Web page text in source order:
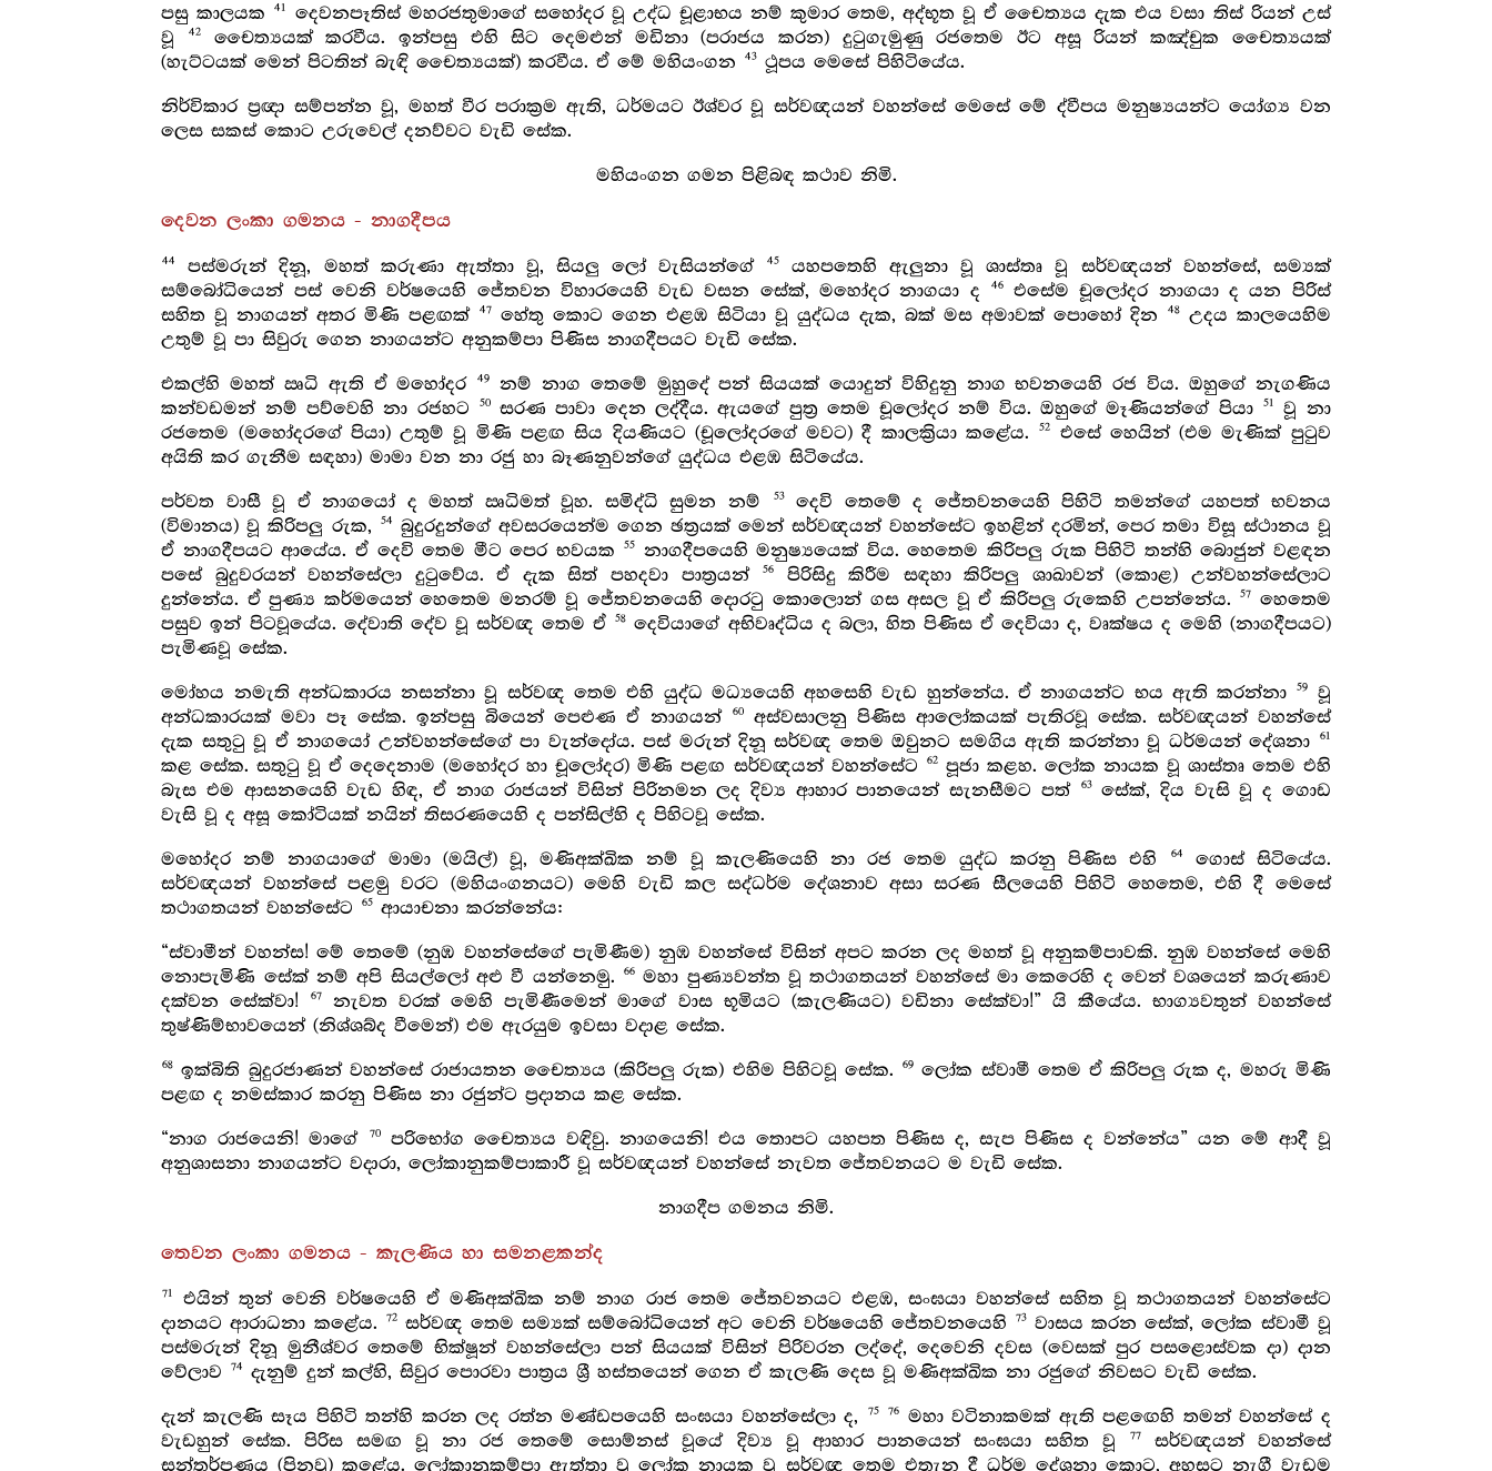
පසු කාලයක 41
දෙවනපෑතිස් මහරජතුමාගේ සහෝදර වූ උද්ධ චූළාභය නම් කුමාර තෙම, අද්භූත වූ ඒ චෛත්‍යය දැක එය වසා තිස් රියන් උස්
වූ
42
චෛත්‍යයක් කරවීය. ඉන්පසු එහි සිට දෙමළුන් මඩිනා (පරාජය කරන) දුටුගැමුණු රජතෙම ඊට අසූ රියන් කඤ්චුක චෛත්‍යයක්
(හැට්ටයක් මෙන් පිටතින් බැඳි චෛත්‍යයක්) කරවීය. ඒ මේ මහියංගන
43 ථූපය මෙසේ පිහිටියේය.
නිර්විකාර ප්‍රඥා සම්පන්න වූ, මහත් වීර පරාක්‍රම ඇති, ධර්මයට ඊශ්වර වූ සර්වඥයන් වහන්සේ මෙසේ මේ ද්වීපය මනුෂ්‍යයන්ට යෝග්‍ය වන
ලෙස සකස් කොට උරුවෙල් දනව්වට වැඩි සේක.
මහියංගන ගමන පිළිබඳ කථාව නිමි.
දෙවන ලංකා ගමනය - නාගදීපය
44 පස්මරුන් දිනූ, මහත් කරුණා ඇත්තා වූ, සියලු ලෝ වැසියන්ගේ 45
යහපතෙහි ඇලුනා වූ ශාස්තෘ වූ සර්වඥයන් වහන්සේ, සම්‍යක්
සම්බෝධියෙන් පස් වෙනි වර්ෂයෙහි ජේතවන විහාරයෙහි වැඩ වසන සේක්, මහෝදර නාගයා ද
46එසේම චූලෝදර නාගයා ද යන පිරිස්
සහිත වූ නාගයන් අතර මිණි පළඟක්
47 හේතු කොට ගෙන එළඹ සිටියා වූ යුද්ධය දැක, බක් මස අමාවක් පොහෝ දින 48උදය කාලයෙහිම
උතුම් වූ පා සිවුරු ගෙන නාගයන්ට අනුකම්පා පිණිස නාගදීපයට වැඩි සේක.
එකල්හි මහත් ඍධි ඇති ඒ මහෝදර 49
නම් නාග තෙමේ මුහුදේ පන් සියයක් යොදුන් විහිදුනු නාග භවනයෙහි රජ විය. ඔහුගේ නැගණිය
කන්වඩමන් නම් පව්වෙහි නා රජහට
50සරණ පාවා දෙන ලද්දීය. ඇයගේ පුත්‍ර තෙම චූලෝදර නම් විය. ඔහුගේ මෑණියන්ගේ පියා 51
වූ නා
රජතෙම (මහෝදරගේ පියා) උතුම් වූ මිණි පළඟ සිය දියණියට (චූලෝදරගේ මවට) දී කාලක්‍රියා කළේය.
52
එසේ හෙයින් (එම මැණික් පුටුව
අයිති කර ගැනීම සඳහා) මාමා වන නා රජු හා බෑණනුවන්ගේ යුද්ධය එළඹ සිටියේය.
පර්වත වාසී වූ ඒ නාගයෝ ද මහත් ඍධිමත් වූහ. සමිද්ධි සුමන නම් 53දෙවි තෙමේ ද ජේතවනයෙහි පිහිටි තමන්ගේ යහපත් භවනය
(විමානය) වූ කිරිපලු රුක,
54
බුදුරදුන්ගේ අවසරයෙන්ම ගෙන ඡත්‍රයක් මෙන් සර්වඥයන් වහන්සේට ඉහළින් දරමින්, පෙර තමා විසූ ස්ථානය වූ
ඒ නාගදීපයට ආයේය. ඒ දෙවි තෙම මීට පෙර භවයක
55
නාගදීපයෙහි මනුෂ්‍යයෙක් විය. හෙතෙම කිරිපලු රුක පිහිටි තන්හි බොජුන් වළඳන
පසේ බුදුවරයන් වහන්සේලා දුටුවේය. ඒ දැක සිත් පහදවා පාත්‍රයන්
56
පිරිසිදු කිරීම සඳහා කිරිපලු ශාඛාවන් (කොළ) උන්වහන්සේලාට
දුන්නේය. ඒ පුණ්‍ය කර්මයෙන් හෙතෙම මනරම් වූ ජේතවනයෙහි දොරටු කොලොන් ගස අසල වූ ඒ කිරිපලු රුකෙහි උපන්නේය.
57
හෙතෙම
පසුව ඉන් පිටවූයේය. දේවාති දේව වූ සර්වඥ තෙම ඒ
58 දෙවියාගේ අභිවෘද්ධිය ද බලා, හිත පිණිස ඒ දෙවියා ද, වෘක්ෂය ද මෙහි (නාගදීපයට)
පැමිණවූ සේක.
මෝහය නමැති අන්ධකාරය නසන්නා වූ සර්වඥ තෙම එහි යුද්ධ මධ්‍යයෙහි අහසෙහි වැඩ හුන්නේය. ඒ නාගයන්ට භය ඇති කරන්නා 59
වූ
අන්ධකාරයක් මවා පෑ සේක. ඉන්පසු බියෙන් පෙළුණ ඒ නාගයන්
60අස්වසාලනු පිණිස ආලෝකයක් පැතිරවූ සේක. සර්වඥයන් වහන්සේ
දැක සතුටු වූ ඒ නාගයෝ උන්වහන්සේගේ පා වැන්දෝය. පස් මරුන් දිනූ සර්වඥ තෙම ඔවුනට සමගිය ඇති කරන්නා වූ ධර්මයන් දේශනා
61
කළ සේක. සතුටු වූ ඒ දෙදෙනාම (මහෝදර හා චූලෝදර) මිණි පළඟ සර්වඥයන් වහන්සේට 62පූජා කළහ. ලෝක නායක වූ ශාස්තෘ තෙම එහි
බැස එම ආසනයෙහි වැඩ හිඳ, ඒ නාග රාජයන් විසින් පිරිනමන ලද දිව්‍ය ආහාර පානයෙන් සැනසීමට පත්
63සේක්, දිය වැසි වූ ද ගොඩ
වැසි වූ ද අසූ කෝටියක් නයින් තිසරණයෙහි ද පන්සිල්හි ද පිහිටවූ සේක.
මහෝදර නම් නාගයාගේ මාමා (මයිල්) වූ, මණිඅක්ඛික නම් වූ කැලණියෙහි නා රජ තෙම යුද්ධ කරනු පිණිස එහි 64
ගොස් සිටියේය.
සර්වඥයන් වහන්සේ පළමු වරට (මහියංගනයට) මෙහි වැඩි කල සද්ධර්ම දේශනාව අසා සරණ සීලයෙහි පිහිටි හෙතෙම, එහි දී මෙසේ
තථාගතයන් වහන්සේට
65 ආයාචනා කරන්නේය:
“ස්වාමීන් වහන්ස! මේ තෙමේ (නුඹ වහන්සේගේ පැමිණීම) නුඹ වහන්සේ විසින් අපට කරන ලද මහත් වූ අනුකම්පාවකි. නුඹ වහන්සේ මෙහි
නොපැමිණි සේක් නම් අපි සියල්ලෝ අළු වී යන්නෙමු.
66 මහා පුණ්‍යවන්ත වූ තථාගතයන් වහන්සේ මා කෙරෙහි ද වෙන් වශයෙන් කරුණාව
දක්වන සේක්වා!
67
නැවත වරක් මෙහි පැමිණීමෙන් මාගේ වාස භූමියට (කැලණියට) වඩිනා සේක්වා!” යි කීයේය. භාග්‍යවතුන් වහන්සේ
තුෂ්ණිම්භාවයෙන් (නිශ්ශබ්ද වීමෙන්) එම ඇරයුම ඉවසා වදාළ සේක.
68 ඉක්බිති බුදුරජාණන් වහන්සේ රාජායතන චෛත්‍යය (කිරිපලු රුක) එහිම පිහිටවූ සේක. 69 ලෝක ස්වාමී තෙම ඒ කිරිපලු රුක ද, මහරු මිණි
පළඟ ද නමස්කාර කරනු පිණිස නා රජුන්ට ප්‍රදානය කළ සේක.
“නාග රාජයෙනි! මාගේ 70පරිභෝග චෛත්‍යය වඳිවු. නාගයෙනි! එය තොපට යහපත පිණිස ද, සැප පිණිස ද වන්නේය” යන මේ ආදී වූ
අනුශාසනා නාගයන්ට වදාරා, ලෝකානුකම්පාකාරී වූ සර්වඥයන් වහන්සේ නැවත ජේතවනයට ම වැඩි සේක.
නාගදීප ගමනය නිමි.
තෙවන ලංකා ගමනය - කැලණිය හා සමනළකන්ද
71
එයින් තුන් වෙනි වර්ෂයෙහි ඒ මණිඅක්ඛික නම් නාග රාජ තෙම ජේතවනයට එළඹ, සංඝයා වහන්සේ සහිත වූ තථාගතයන් වහන්සේට
දානයට ආරාධනා කළේය.
72සර්වඥ තෙම සම්‍යක් සම්බෝධියෙන් අට වෙනි වර්ෂයෙහි ජේතවනයෙහි 73වාසය කරන සේක්, ලෝක ස්වාමී වූ
පස්මරුන් දිනූ මුනීශ්වර තෙමේ භික්ෂූන් වහන්සේලා පන් සියයක් විසින් පිරිවරන ලද්දේ, දෙවෙනි දවස (වෙසක් පුර පසළොස්වක දා) දාන
වේලාව
74 දැනුම් දුන් කල්හි, සිවුර පොරවා පාත්‍රය ශ්‍රී හස්තයෙන් ගෙන ඒ කැලණි දෙස වූ මණිඅක්ඛික නා රජුගේ නිවසට වැඩි සේක.
දැන් කැලණි සෑය පිහිටි තන්හි කරන ලද රත්න මණ්ඩපයෙහි සංඝයා වහන්සේලා ද, 75 76
මහා වටිනාකමක් ඇති පළඟෙහි තමන් වහන්සේ ද
වැඩහුන් සේක. පිරිස සමඟ වූ නා රජ තෙමේ සොම්නස් වූයේ දිව්‍ය වූ ආහාර පානයෙන් සංඝයා සහිත වූ
77සර්වඥයන් වහන්සේ
සන්තර්පණය (පිනවූ) කළේය. ලෝකානුකම්පා ඇත්තා වූ ලෝක නායක වූ සර්වඥ තෙම එතැන දී ධර්ම දේශනා කොට, අහසට නැගී වැඩම